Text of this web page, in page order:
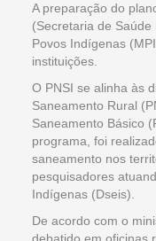
A preparação do
(Secretaria de
Povos Indígenas
instituições.
O PNSI se alinha às
Saneamento Rural
Saneamento Básico
programa, foi
saneamento nos
pesquisadores
Indígenas (Dseis).
De acordo com o